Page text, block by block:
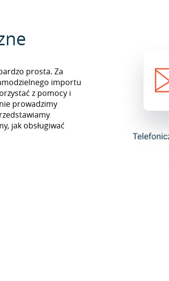
prosta. Za
importu
z pomocy i
prowadzimy
jak obsługiwać